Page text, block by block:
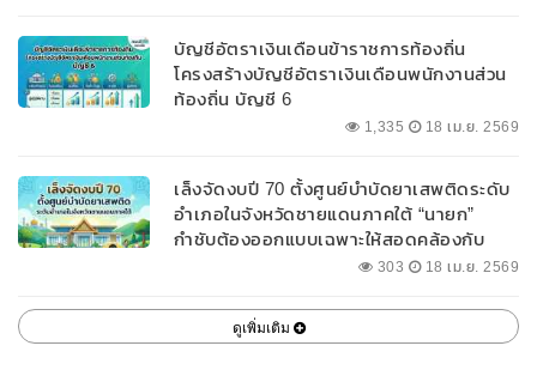
บัญชีอัตราเงินเดือนข้าราชการท้องถิ่น
โครงสร้างบัญชีอัตราเงินเดือนพนักงานส่วน
ท้องถิ่น บัญชี 6
1,335 18 เม.ย. 2569
เล็งจัดงบปี 70 ตั้งศูนย์บำบัดยาเสพติดระดับ
อำเภอในจังหวัดชายแดนภาคใต้ “นายก”
กำชับต้องออกแบบเฉพาะให้สอดคล้องกับ
303 18 เม.ย. 2569
ดูเพิ่มเติม